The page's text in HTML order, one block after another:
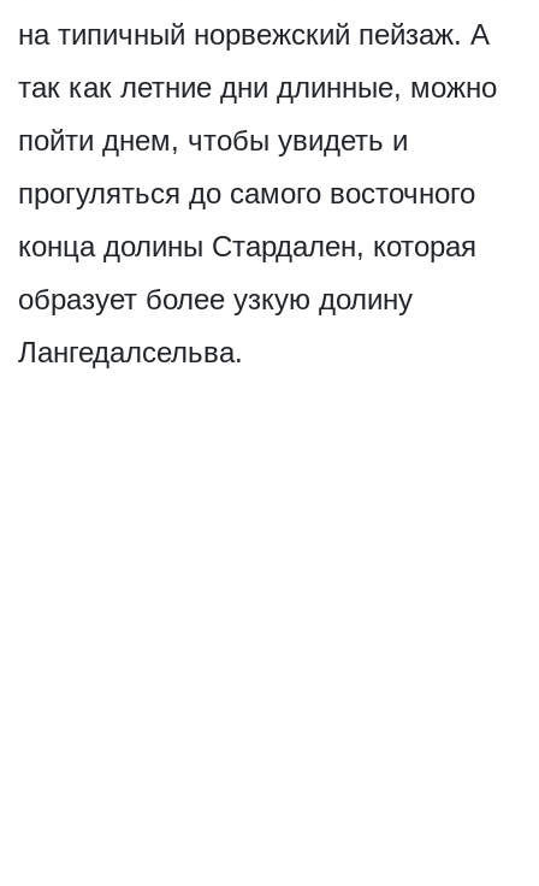
на типичный норвежский пейзаж. А
так как летние дни длинные, можно
пойти днем, чтобы увидеть и
прогуляться до самого восточного
конца долины Стардален, которая
образует более узкую долину
Лангедалсельва.